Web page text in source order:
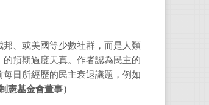
邦、或美國等少數社群，而是人類
預期過度天真。作者認為民主的
日所經歷的民主衰退議題，例如
憲基金會董事）